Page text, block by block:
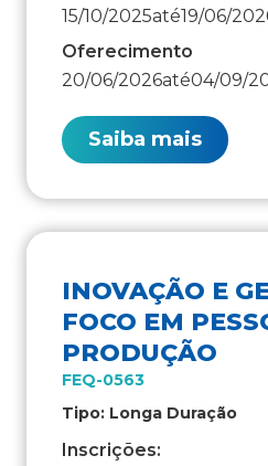
15/10/2025até19/06/
Oferecimento
20/06/2026até04/09/
Saiba mais
INOVAÇÃO E
FOCO EM
PRODUÇÃO
FEQ-0563
Tipo: Longa Duração
Inscrições: